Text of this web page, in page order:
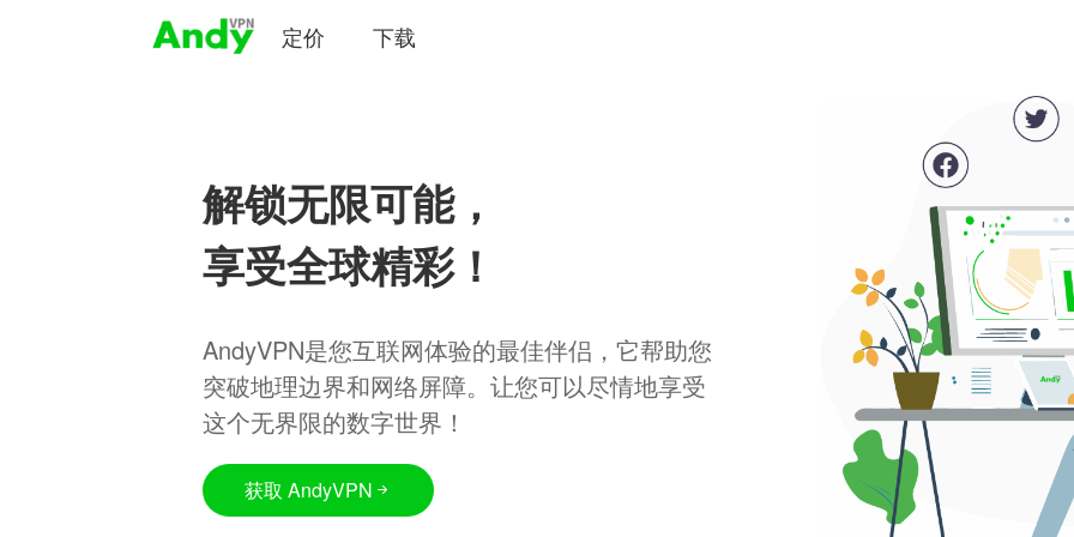
定价 下载
解锁无限可能，
享受全球精彩！
AndyVPN是您互联网体验的最佳伴侣，它帮助您
突破地理边界和网络屏障。让您可以尽情地享受
这个无界限的数字世界！
获取 AndyVPN